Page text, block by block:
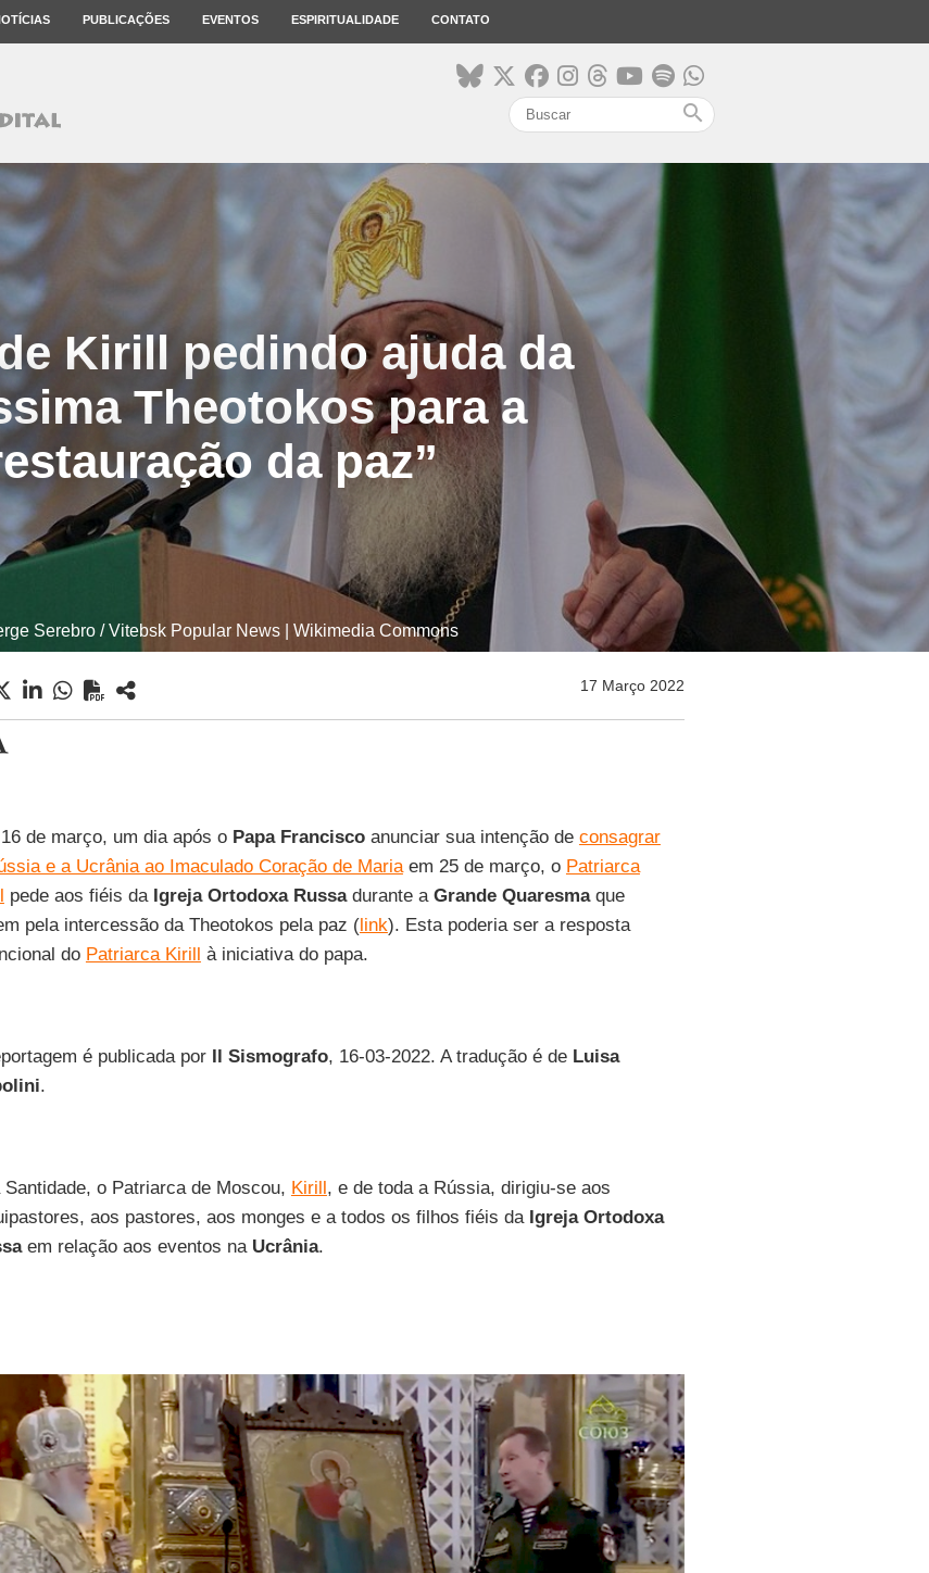
PUBLICAÇÕES EVENTOS ESPIRITUALIDADE CONTATO
search
Kirill pedindo ajuda da
Theotokos para a
da paz”
Serebro / Vitebsk Popular News | Wikimedia Commons
17 Março 2022
de março, um dia após o Papa Franciscoanunciar sua intenção de consagrar
e a Ucrânia ao Imaculado Coração de Mariaem 25 de março, o Patriarca
pede aos fiéis da Igreja Ortodoxa Russadurante a Grande Quaresmaque
pela intercessão da Theotokos pela paz (link). Esta poderia ser a resposta
do Patriarca Kirill à iniciativa do papa.
é publicada por Il Sismografo, 16-03-2022. A tradução é de Luisa
.
Santidade, o Patriarca de Moscou, Kirill, e de toda a Rússia, dirigiu-se aos
aos pastores, aos monges e a todos os filhos fiéis da Igreja Ortodoxa
em relação aos eventos na Ucrânia.